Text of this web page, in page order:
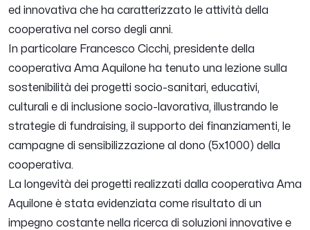
ed innovativa che ha caratterizzato le attività della
cooperativa nel corso degli anni.
In particolare Francesco Cicchi, presidente della
cooperativa Ama Aquilone ha tenuto una lezione sulla
sostenibilità dei progetti socio-sanitari, educativi,
culturali e di inclusione socio-lavorativa, illustrando le
strategie di fundraising, il supporto dei finanziamenti, le
campagne di sensibilizzazione al dono (5x1000) della
cooperativa.
La longevità dei progetti realizzati dalla cooperativa Ama
Aquilone è stata evidenziata come risultato di un
impegno costante nella ricerca di soluzioni innovative e